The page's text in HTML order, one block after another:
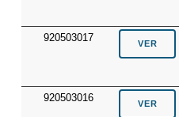
920503017
920503016